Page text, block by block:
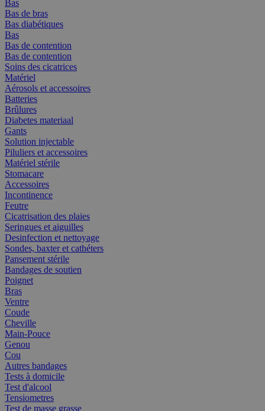
Bas
Bas de bras
Bas diabétiques
Bas
Bas de contention
Bas de contention
Soins des cicatrices
Matériel
Aérosols et accessoires
Batteries
Brûlures
Diabetes materiaal
Gants
Solution injectable
Piluliers et accessoires
Matériel stérile
Stomacare
Accessoires
Incontinence
Feutre
Cicatrisation des plaies
Seringues et aiguilles
Desinfection et nettoyage
Sondes, baxter et cathéters
Pansement stérile
Bandages de soutien
Poignet
Bras
Ventre
Coude
Cheville
Main-Pouce
Genou
Cou
Autres bandages
Tests à domicile
Test d'alcool
Tensiometres
Test de masse grasse